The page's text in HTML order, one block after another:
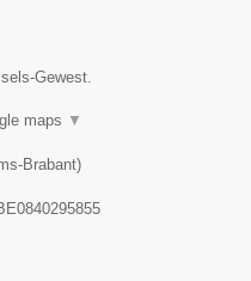
Gewest.
maps ▼
Brabant)